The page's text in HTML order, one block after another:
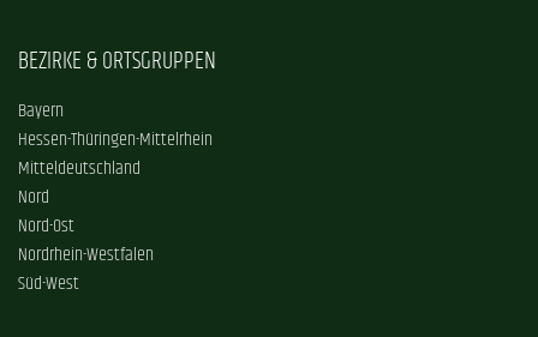
BEZIRKE & ORTSGRUPPEN
Bayern
Hessen-Thüringen-Mittelrhein
Mitteldeutschland
Nord
Nord-Ost
Nordrhein-Westfalen
Süd-West